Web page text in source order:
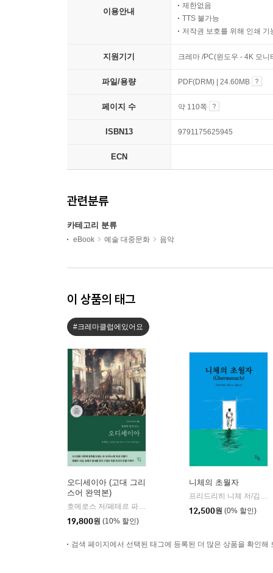
이용안내
제한없음
TTS 불가능
저작권 보호를 위해 인쇄 기
지원기기 크레마 /PC(윈도우 - 4K 모
파일/용량 PDF(DRM) | 24.60MB
페이지 수 약 110쪽
ISBN13 9791175625945
ECN
관련분류
카테고리 분류
eBook 예술 대중문화 음악
이 상품의 태그
#크레마클럽에있어요
오디세이아 (고대 그리
스어 완역본)
| 현대지성
19,800원 (10% 할인)
니체의 초월자
12,500원 (0% 할인)
검색 페이지에서 선택된 태그에 등록된 더 많은 상품을 확인해